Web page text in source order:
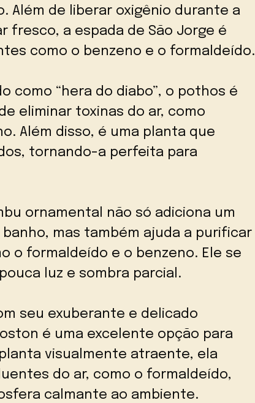
Além de liberar oxigênio durante a
fresco, a espada de São Jorge é
como o benzeno e o formaldeído.
como “hera do diabo”, o pothos é
eliminar toxinas do ar, como
Além disso, é uma planta que
tornando-a perfeita para
ornamental não só adiciona um
mas também ajuda a purificar
o formaldeído e o benzeno. Ele se
luz e sombra parcial.
seu exuberante e delicado
é uma excelente opção para
visualmente atraente, ela
do ar, como o formaldeído,
calmante ao ambiente.